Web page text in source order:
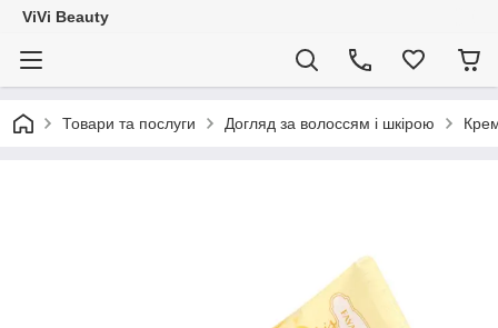
ViVi Beauty
Товари та послуги Догляд за волоссям і шкірою